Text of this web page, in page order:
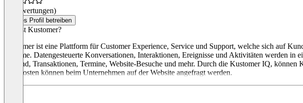
(0 Bewertungen)
Dieses Profil betreiben
Was ist Kustomer?
Kustomer ist eine Plattform für Customer Experience, Service und Support, welche sich auf
Systeme. Datengesteuerte Konversationen, Interaktionen, Ereignisse und Aktivitäten werden
Versand, Transaktionen, Termine, Website-Besuche und mehr. Durch die Kustomer IQ,
Die Kosten können beim Unternehmen auf der Website angefragt werden.